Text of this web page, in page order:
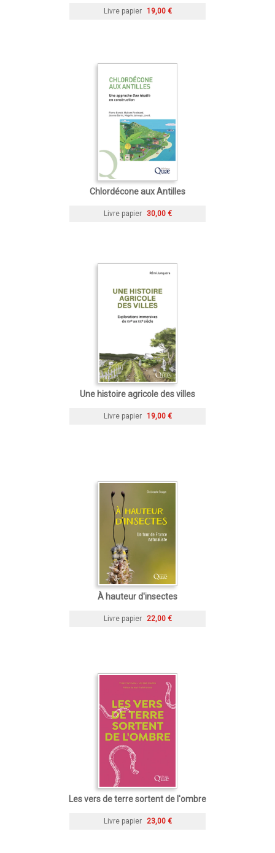
Livre papier 19,00 €
Chlordécone aux Antilles
Livre papier 30,00 €
Une histoire agricole des villes
Livre papier 19,00 €
À hauteur d'insectes
Livre papier 22,00 €
Les vers de terre sortent de l'ombre
Livre papier 23,00 €